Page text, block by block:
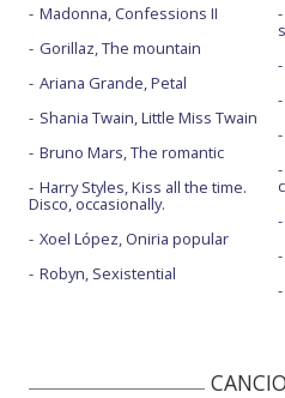
Madonna, Confessions II
Gorillaz, The mountain
Ariana Grande, Petal
Shania Twain, Little Miss Twain
Bruno Mars, The romantic
Harry Styles, Kiss all the time.
Disco, occasionally.
Xoel López, Oniria popular
Robyn, Sexistential